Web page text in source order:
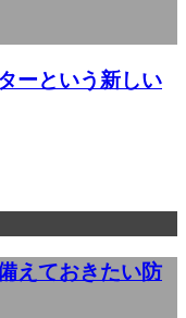
ーという新しい
えておきたい防